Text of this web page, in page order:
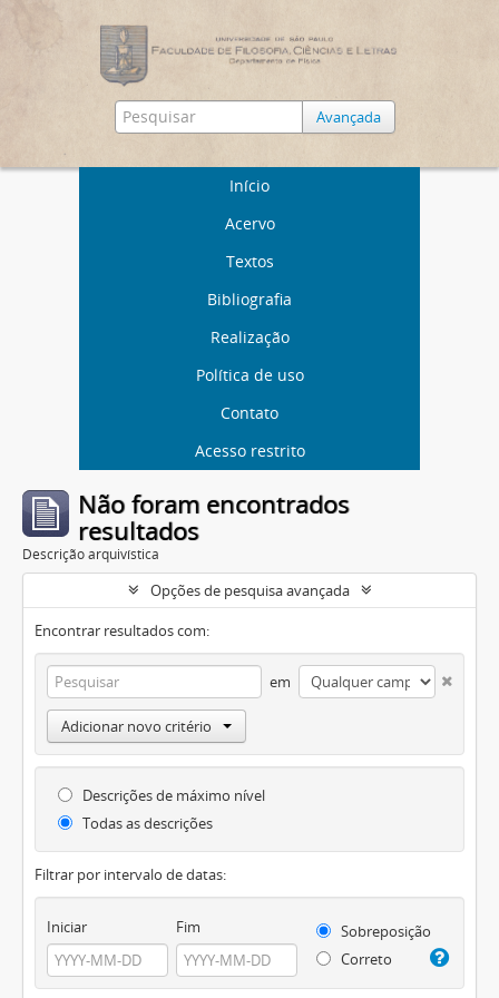
Avançada
Início
Acervo
Textos
Bibliografia
Realização
Política de uso
Contato
Acesso restrito
Não foram encontrados
resultados
Descrição arquivística
Opções de pesquisa avançada
Encontrar resultados com:
em
Adicionar novo critério
Descrições de máximo nível
Todas as descrições
Filtrar por intervalo de datas:
Iniciar Fim
Sobreposição
Correto